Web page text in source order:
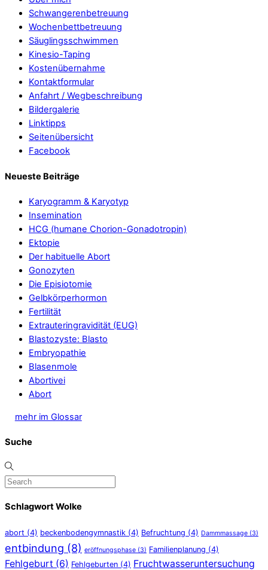
Schwangerenbetreuung
Wochenbettbetreuung
Säuglingsschwimmen
Kinesio-Taping
Kostenübernahme
Kontaktformular
Anfahrt / Wegbeschreibung
Bildergalerie
Linktipps
Seitenübersicht
Facebook
Neueste Beiträge
Karyogramm & Karyotyp
Insemination
HCG (humane Chorion-Gonadotropin)
Ektopie
Der habituelle Abort
Gonozyten
Die Episiotomie
Gelbkörperhormon
Fertilität
Extrauteringravidität (EUG)
Blastozyste: Blasto
Embryopathie
Blasenmole
Abortivei
Abort
mehr im Glossar
Suche
Schlagwort Wolke
abort (4) beckenbodengymnastik (4) Befruchtung (4) Dammmassage (3)
entbindung (8) eröffnungsphase (3) Familienplanung (4)
Fehlgeburt (6) Fehlgeburten (4) Fruchtwasseruntersuchung